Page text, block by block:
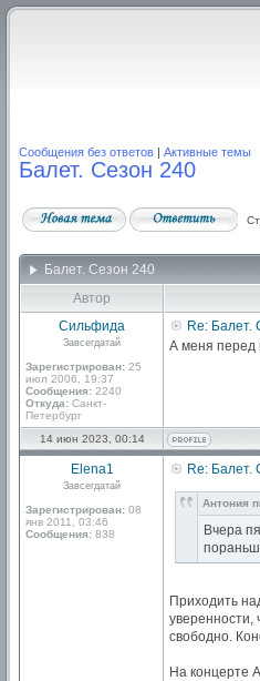
Сообщения без ответов | Активные темы
Балет. Сезон 240
Балет. Сезон 240
Автор
Сильфида
Завсегдатай
Зарегистрирован: 25
июл 2006, 19:37
Сообщения: 2240
Откуда: Санкт-
Петербург
Re: Балет.
А меня перед
14 июн 2023, 00:14
Elena1
Завсегдатай
Зарегистрирован: 08
янв 2011, 03:46
Сообщения: 838
Re: Балет.
Антония
Вчера
Приходить
уверенности,
свободно.
На концерте